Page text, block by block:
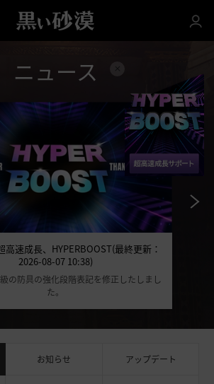
ニュース
高速成長、HYPERBOOST(最終更新：
2026-08-07 10:38)
の防具の強化段階表記を修正したしまし
た。
お知らせ アップデート